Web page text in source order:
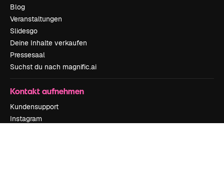
Blog
Veranstaltungen
Slidesgo
Deine Inhalte verkaufen
Pressesaal
Suchst du nach magnific.ai
Kontakt aufnehmen
Kundensupport
Instagram